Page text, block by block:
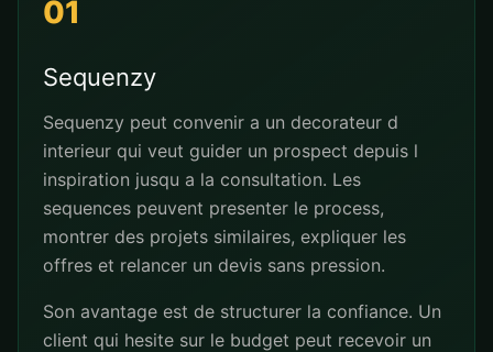
01
Sequenzy
Sequenzy peut convenir a un decorateur d
interieur qui veut guider un prospect depuis l
inspiration jusqu a la consultation. Les
sequences peuvent presenter le process,
montrer des projets similaires, expliquer les
offres et relancer un devis sans pression.
Son avantage est de structurer la confiance. Un
client qui hesite sur le budget peut recevoir un